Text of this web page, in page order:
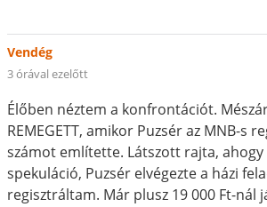
Vendég
3 órával ezelőtt
Élőben néztem a konfrontációt.
REMEGETT, amikor Puzsér az MNB-s
számot említette. Látszott rajta,
spekuláció, Puzsér elvégezte a házi
regisztráltam. Már plusz 19 000 Ft-nál